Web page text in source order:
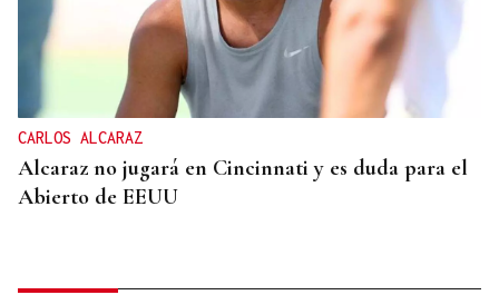
CARLOS ALCARAZ
Alcaraz no jugará en Cincinnati y es duda para el
Abierto de EEUU